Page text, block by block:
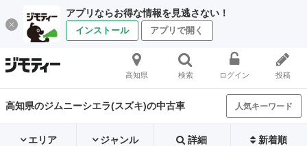
アプリならお得な情報を見逃さない！
インストール アプリで開く
高知県 検索 ログイン 投稿
高知県のジムニーシエラ(スズキ)の中古車 人気キーワード
エリア ジャンル 詳細 新着順